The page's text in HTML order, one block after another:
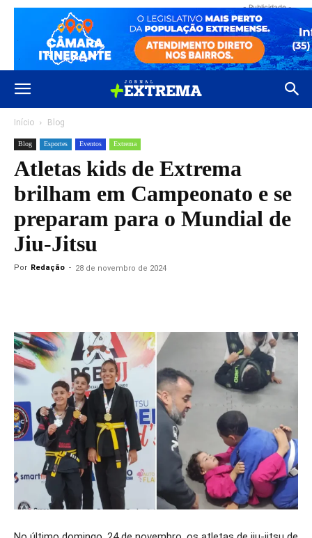
- Publicidade -
Início Blog
Blog Esportes Eventos Extrema
Atletas kids de Extrema
brilham em Campeonato e se
preparam para o Mundial de
Jiu-Jitsu
Por Redação - 28 de novembro de 2024